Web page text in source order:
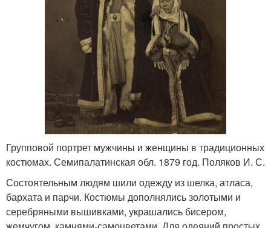
Групповой портрет мужчины и женщины в традиционных
костюмах. Семипалатинская обл. 1879 год. Поляков И. С.
Состоятельным людям шили одежду из шелка, атласа,
бархата и парчи. Костюмы дополнялись золотыми и
серебряными вышивками, украшались бисером,